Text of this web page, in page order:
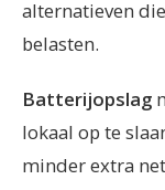
alternatieven
belasten.
Batterijopslag
lokaal op te
minder extra